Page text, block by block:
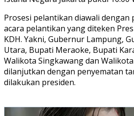
Prosesi pelantikan diawali
acara pelantikan yang diteken
KDH. Yakni, Gubernur Lampung,
Utara, Bupati Meraoke, Bupati
Walikota Singkawang dan
dilanjutkan dengan penyematan
dilakukan presiden.